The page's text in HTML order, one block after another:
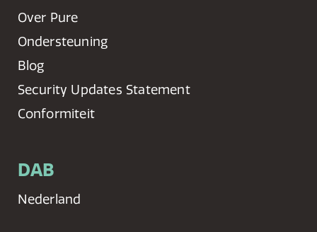
Over Pure
Ondersteuning
Blog
Security Updates Statement
Conformiteit
DAB
Nederland